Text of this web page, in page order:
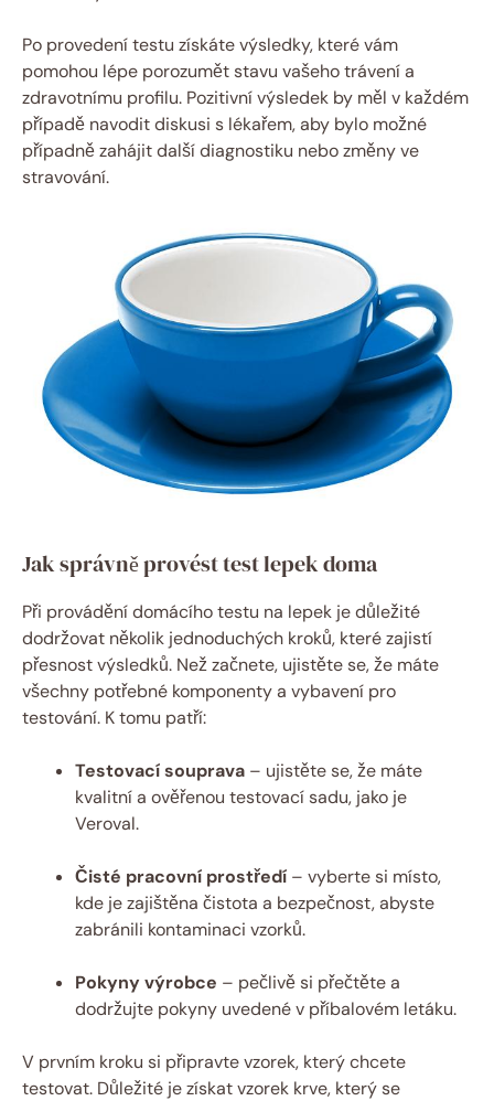
Po provedení testu získáte výsledky,‌ které vám
pomohou lépe porozumět stavu vašeho trávení a
zdravotnímu profilu.‌ Pozitivní výsledek by měl v každém
případě navodit diskusi s lékařem, aby bylo možné
případně zahájit další diagnostiku​ nebo změny ve
stravování.
Jak správně provést test lepek doma
Při provádění domácího testu na lepek ⁤je důležité
dodržovat několik jednoduchých kroků, které zajistí⁢
přesnost výsledků. Než ⁤začnete, ujistěte se, že máte ​
všechny ​potřebné ​komponenty a vybavení pro
testování. K‌ tomu patří:
Testovací souprava ​– ujistěte se, že máte
kvalitní a⁢ ověřenou testovací sadu, jako je
Veroval.
Čisté pracovní prostředí – vyberte si místo,
kde je zajištěna čistota a bezpečnost, abyste
zabránili kontaminaci vzorků.
Pokyny výrobce – ‌pečlivě si přečtěte a
dodržujte pokyny uvedené ⁢v příbalovém letáku.
V prvním kroku si připravte vzorek, který chcete
testovat. Důležité⁢ je získat vzorek ‌krve, který se